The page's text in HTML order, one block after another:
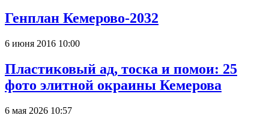
Генплан Кемерово-2032
6 июня 2016 10:00
Пластиковый ад, тоска и помои: 25
фото элитной окраины Кемерова
6 мая 2026 10:57